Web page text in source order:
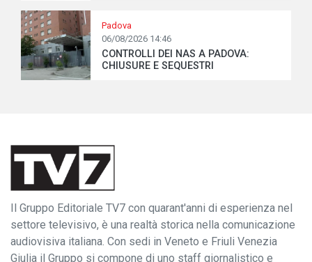
Padova
06/08/2026 14:46
CONTROLLI DEI NAS A PADOVA:
CHIUSURE E SEQUESTRI
Il Gruppo Editoriale TV7 con quarant'anni di esperienza nel
settore televisivo, è una realtà storica nella comunicazione
audiovisiva italiana. Con sedi in Veneto e Friuli Venezia
Giulia il Gruppo si compone di uno staff giornalistico e